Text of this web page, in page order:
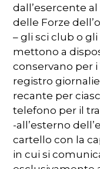
dall’esercente
delle Forze
– gli sci club o
mettono a
conservano per i
registro
recante per
telefono per il
-all’esterno
cartello con la
in cui si